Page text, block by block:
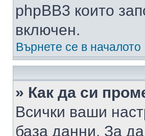
phpBB3 които
включен.
Върнете се в началото
» Как да си
Всички ваши
база данни. За